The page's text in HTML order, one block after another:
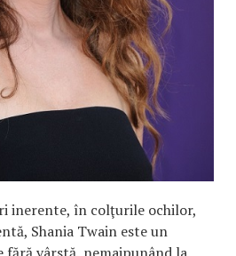
inerente, în colţurile ochilor,
Shania Twain este un